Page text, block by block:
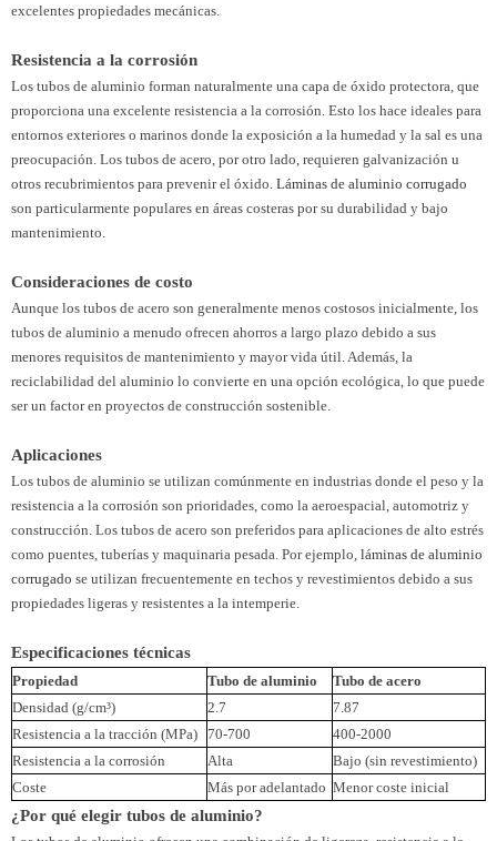
excelentes propiedades mecánicas.
Resistencia a la corrosión
Los tubos de aluminio forman naturalmente una capa de óxido protectora, que
proporciona una excelente resistencia a la corrosión. Esto los hace ideales para
entornos exteriores o marinos donde la exposición a la humedad y la sal es una
preocupación. Los tubos de acero, por otro lado, requieren galvanización u
otros recubrimientos para prevenir el óxido. Láminas de aluminio corrugado
son particularmente populares en áreas costeras por su durabilidad y bajo
mantenimiento.
Consideraciones de costo
Aunque los tubos de acero son generalmente menos costosos inicialmente, los
tubos de aluminio a menudo ofrecen ahorros a largo plazo debido a sus
menores requisitos de mantenimiento y mayor vida útil. Además, la
reciclabilidad del aluminio lo convierte en una opción ecológica, lo que puede
ser un factor en proyectos de construcción sostenible.
Aplicaciones
Los tubos de aluminio se utilizan comúnmente en industrias donde el peso y la
resistencia a la corrosión son prioridades, como la aeroespacial, automotriz y
construcción. Los tubos de acero son preferidos para aplicaciones de alto estrés
como puentes, tuberías y maquinaria pesada. Por ejemplo, láminas de aluminio
corrugado se utilizan frecuentemente en techos y revestimientos debido a sus
propiedades ligeras y resistentes a la intemperie.
Especificaciones técnicas
Propiedad Tubo de aluminio
Tubo de acero
Densidad (g/cm³)
2.7
7.87
Resistencia a la tracción (MPa) 70-700
400-2000
Resistencia a la corrosión
Alta
Bajo (sin revestimiento)
Coste
Más por adelantado Menor coste inicial
¿Por qué elegir tubos de aluminio?